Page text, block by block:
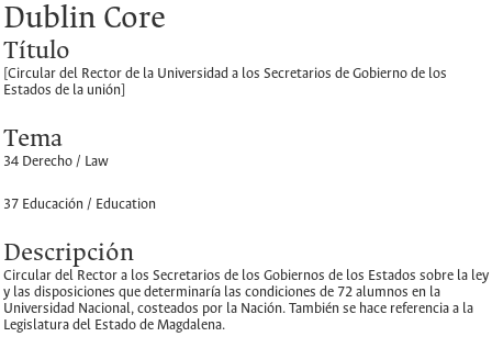
Dublin Core
Título
[Circular del Rector de la Universidad a los Secretarios de Gobierno de los
Estados de la unión]
Tema
34 Derecho / Law
37 Educación / Education
Descripción
Circular del Rector a los Secretarios de los Gobiernos de los Estados sobre la ley
y las disposiciones que determinaría las condiciones de 72 alumnos en la
Universidad Nacional, costeados por la Nación. También se hace referencia a la
Legislatura del Estado de Magdalena.